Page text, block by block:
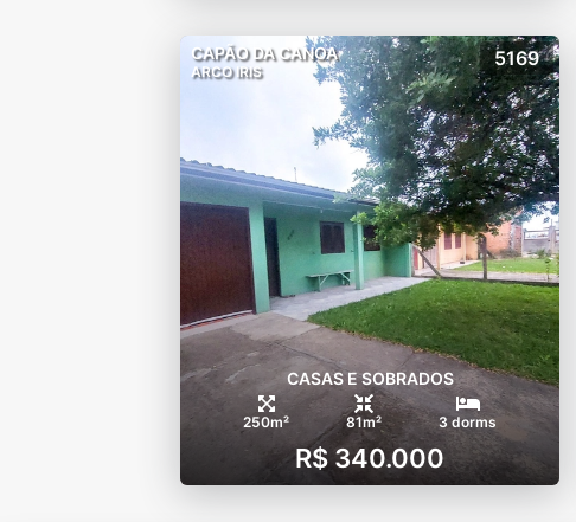
CAPÃO DA CANOA
ARCO IRIS
5169
CASAS E SOBRADOS
250m² 81m² 3 dorms
R$ 340.000